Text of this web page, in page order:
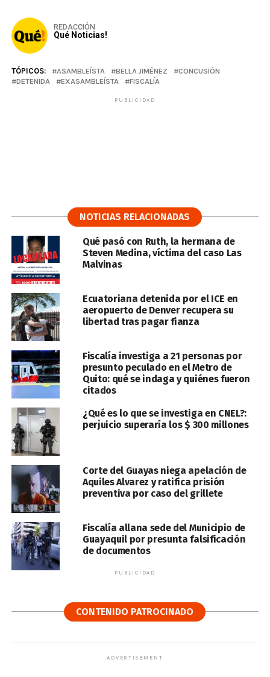
REDACCIÓN
Qué Noticias!
TÓPICOS: ASAMBLEÍSTA BELLA JIMÉNEZ
CONCUSIÓN
DETENIDA
EXASAMBLEÍSTA FISCALÍA
PUBLICIDAD
NOTICIAS RELACIONADAS
Qué pasó con Ruth, la hermana de
Steven Medina, víctima del caso Las
Malvinas
Ecuatoriana detenida por el ICE en
aeropuerto de Denver recupera su
libertad tras pagar fianza
Fiscalía investiga a 21 personas por
presunto peculado en el Metro de
Quito: qué se indaga y quiénes fueron
citados
¿Qué es lo que se investiga en CNEL?:
perjuicio superaría los $ 300 millones
Corte del Guayas niega apelación de
Aquiles Alvarez y ratifica prisión
preventiva por caso del grillete
Fiscalía allana sede del Municipio de
Guayaquil por presunta falsificación
de documentos
PUBLICIDAD
CONTENIDO PATROCINADO
ADVERTISEMENT